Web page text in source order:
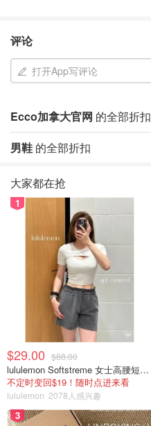
评论
打开App写评论
Ecco加拿大官网 的全部折扣
男鞋 的全部折扣
大家都在抢
1
$29.00 $88.00
lululemon Softstreme 女士高腰短裤 10cm
不定时变回$19！随时点进来看
lululemon 2078人感兴趣
3